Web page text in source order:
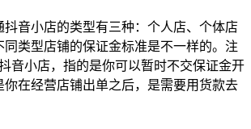
抖音小店的类型有三种：个人店、个体店
同类型店铺的保证金标准是不一样的。注
音小店，指的是你可以暂时不交保证金开
你在经营店铺出单之后，是需要用货款去